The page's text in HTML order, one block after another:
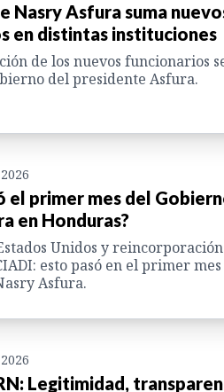
Nasry Asfura suma
en distintas instituciones
de los nuevos funcionarios
del presidente Asfura.
el primer mes del
en Honduras?
Unidos y
esto pasó en el primer
Asfura.
Legitimidad,